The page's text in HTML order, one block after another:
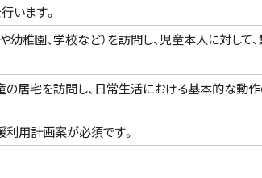
います。
稚園、学校など）を訪問し、児童本人に対して
居宅を訪問し、日常生活における基本的な動
用計画案が必須です。